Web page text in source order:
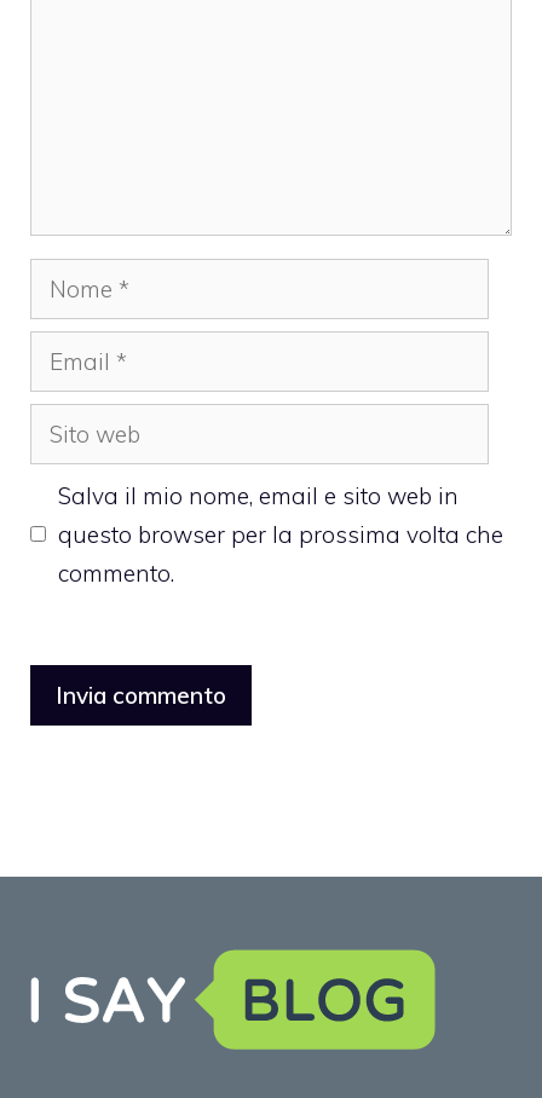
Nome
Email
Sito
web
Salva il mio nome, email e sito web in
questo browser per la prossima volta che
commento.